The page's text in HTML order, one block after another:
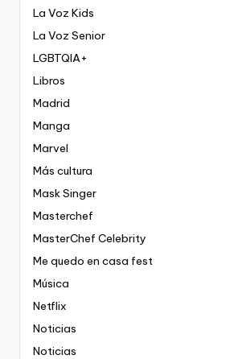
La Voz Kids
La Voz Senior
LGBTQIA+
Libros
Madrid
Manga
Marvel
Más cultura
Mask Singer
Masterchef
MasterChef Celebrity
Me quedo en casa fest
Música
Netflix
Noticias
Noticias